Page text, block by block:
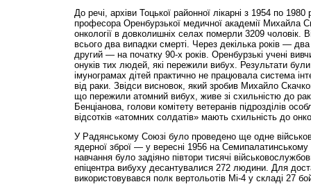
До речі, архіви Тоцької районної лікарні з 1954 по
професора Оренбурзької медичної академії Михайла
онкології в довколишніх селах померли 3209 чоловік.
всього два випадки смерті. Через декілька років —
другий — на початку 90-х років. Оренбурзькі учені
онуків тих людей, які пережили вибух. Результати
імунограмах дітей практично не працювала система
від раки. Звідси висновок, який зробив Михайло
що пережили атомний вибух, живе зі схильністю до
Бенціанова, голови комітету ветеранів підрозділів
відсотків «атомних солдатів» мають схильність до
У Радянському Союзі було проведено ще одне
ядерної зброї — у вересні 1956 на
навчання було задіяно півтори тисячі
епіцентра вибуху десантувалися 272 людини. Для
використовувався полк вертольотів Мі-4 у складі 27